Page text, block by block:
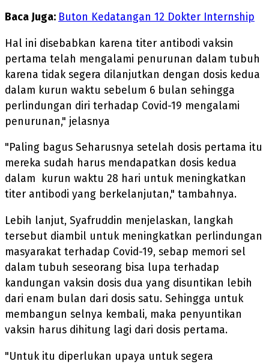
Baca Juga: Buton Kedatangan 12 Dokter Internship
Hal ini disebabkan karena titer antibodi vaksin
pertama telah mengalami penurunan dalam tubuh
karena tidak segera dilanjutkan dengan dosis kedua
dalam kurun waktu sebelum 6 bulan sehingga
perlindungan diri terhadap Covid-19 mengalami
penurunan," jelasnya
"Paling bagus Seharusnya setelah dosis pertama itu
mereka sudah harus mendapatkan dosis kedua
dalam kurun waktu 28 hari untuk meningkatkan
titer antibodi yang berkelanjutan," tambahnya.
Lebih lanjut, Syafruddin menjelaskan, langkah
tersebut diambil untuk meningkatkan perlindungan
masyarakat terhadap Covid-19, sebap memori sel
dalam tubuh seseorang bisa lupa terhadap
kandungan vaksin dosis dua yang disuntikan lebih
dari enam bulan dari dosis satu. Sehingga untuk
membangun selnya kembali, maka penyuntikan
vaksin harus dihitung lagi dari dosis pertama.
"Untuk itu diperlukan upaya untuk segera